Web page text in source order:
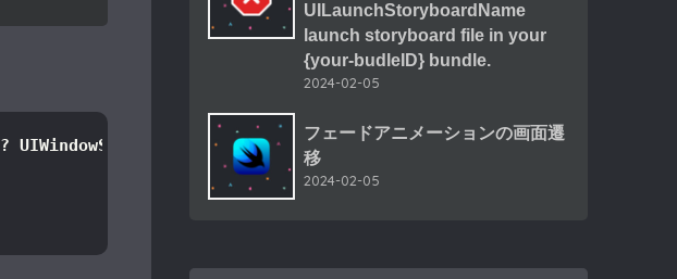
? UIWindowScene { return
UILaunchStoryboardName
launch storyboard file in your
{your-budleID} bundle.
2024-02-05
フェードアニメーションの画面遷
移
2024-02-05